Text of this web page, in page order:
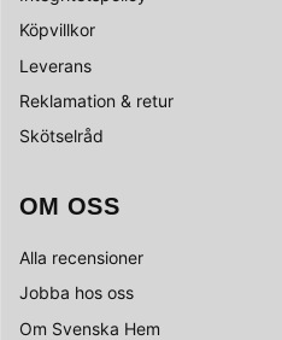
Köpvillkor
Leverans
Reklamation & retur
Skötselråd
OM OSS
Alla recensioner
Jobba hos oss
Om Svenska Hem